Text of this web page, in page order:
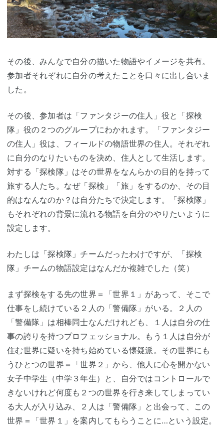
その後、みんなで自分の描いた物語やイメージを共有。
参加者それぞれに自分の考えたことを口々に出し合いま
した。
その後、参加者は「ファンタジーの住人」役と「探検
隊」役の２つのグループにわかれます。「ファンタジー
の住人」役は、フィールドの物語世界の住人。それぞれ
に自分のなりたいものを決め、住人として生活します。
対する「探検隊」はその世界をなんらかの目的を持って
旅する人たち。なぜ「探検」「旅」をするのか、その目
的はなんなのか？は自分たちで決定します。「探検隊」
もそれぞれの背景に流れる物語を自分のやりたいように
設定します。
わたしは「探検隊」チームだったわけですが、「探検
隊」チームの物語設定はなんだか複雑でした（笑）
まず探検をする先の世界＝「世界１」があって、そこで
仕事をし続けている２人の「警備隊」がいる。２人の
「警備隊」は相棒同士なんだけれども、１人は自分の仕
事の誇りを持つプロフェッショナル。もう１人は自分が
住む世界に疑いを持ち始めている懐疑派。その世界にも
うひとつの世界＝「世界２」から、他人に心を開かない
女子中学生（中学３年生）と、自分ではコントロールで
きないけれど何度も２つの世界を行き来してしまってい
る大人が入り込み、２人は「警備隊」と出会って、この
世界＝「世界１」を案内してもらうことに…という設定。